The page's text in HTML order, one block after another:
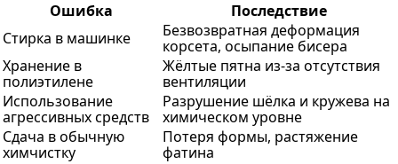
Ошибка
Последствие
Стирка в машинке
Безвозвратная деформация
корсета, осыпание бисера
Хранение в
полиэтилене
Жёлтые пятна из-за отсутствия
вентиляции
Использование
агрессивных средств
Разрушение шёлка и кружева на
химическом уровне
Сдача в обычную
химчистку
Потеря формы, растяжение
фатина